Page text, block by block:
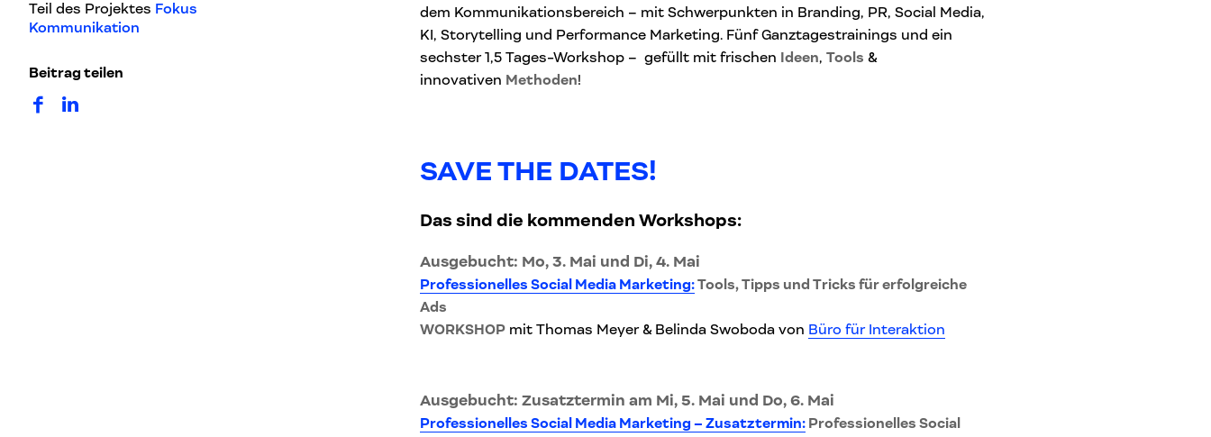
Teil des Projektes Fokus
Kommunikation
Beitrag teilen
auf Facebook teilen
auf LinkedIn teilen
dem Kommunikationsbereich – mit Schwerpunkten in Branding, PR, Social Media,
KI, Storytelling und Performance Marketing. Fünf Ganztagestrainings und ein
sechster 1,5 Tages-Workshop – gefüllt mit frischen Ideen, Tools &
innovativen Methoden!
SAVE THE DATES!
Das sind die kommenden Workshops:
Ausgebucht: Mo, 3. Mai und Di, 4. Mai
Professionelles Social Media Marketing:Tools, Tipps und Tricks für erfolgreiche
Ads
WORKSHOPmit Thomas Meyer & Belinda Swoboda von Büro für Interaktion
Ausgebucht: Zusatztermin am Mi, 5. Mai und Do, 6. Mai
Professionelles Social Media Marketing – Zusatztermin:Professionelles Social